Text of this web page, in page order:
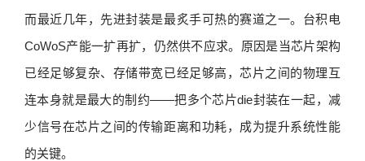
而最近几年，先进封装是最炙手可热的赛道之一。台积电
CoWoS产能一扩再扩，仍然供不应求。原因是当芯片架构
已经足够复杂、存储带宽已经足够高，芯片之间的物理互
连本身就是最大的制约——把多个芯片die封装在一起，减
少信号在芯片之间的传输距离和功耗，成为提升系统性能
的关键。